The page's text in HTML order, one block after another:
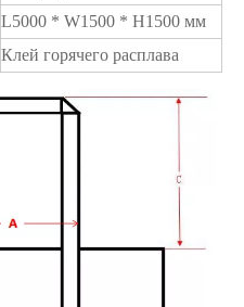
L5000 * W1500 * H1500 мм
Клей горячего расплава